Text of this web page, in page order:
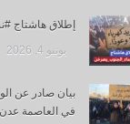
إطلاق هاشتاج
يونيو 4, 2026
بيان صادر عن
في العاصمة عدن